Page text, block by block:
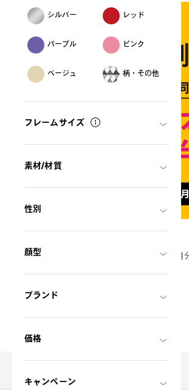
シルバー レッド
パープル ピンク
ベージュ 柄・その他
フレームサイズ
素材/材質
性別
顔型
ブランド
価格
キャンペーン
まとめ買いがオトク！家族・友達や恋人、自